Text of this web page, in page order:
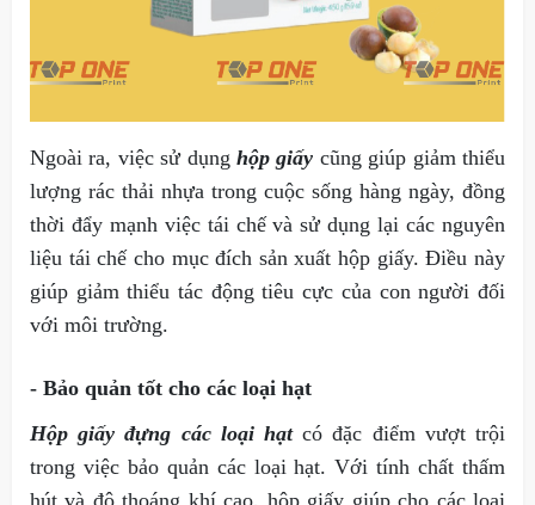
Ngoài ra, việc sử dụng hộp giấy cũng giúp giảm thiểu
lượng rác thải nhựa trong cuộc sống hàng ngày, đồng
thời đẩy mạnh việc tái chế và sử dụng lại các nguyên
liệu tái chế cho mục đích sản xuất hộp giấy. Điều này
giúp giảm thiểu tác động tiêu cực của con người đối
với môi trường.
- Bảo quản tốt cho các loại hạt
Hộp giấy đựng các loại hạtcó đặc điểm vượt trội
trong việc bảo quản các loại hạt. Với tính chất thấm
hút và độ thoáng khí cao, hộp giấy giúp cho các loại